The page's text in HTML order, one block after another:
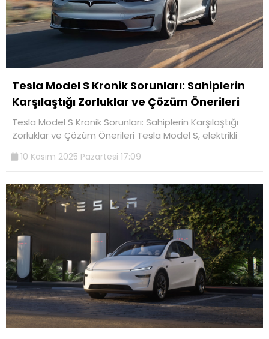
Tesla Model S Kronik Sorunları: Sahiplerin
Karşılaştığı Zorluklar ve Çözüm Önerileri
Tesla Model S Kronik Sorunları: Sahiplerin Karşılaştığı
Zorluklar ve Çözüm Önerileri Tesla Model S, elektrikli
10 Kasım 2025 Pazartesi 17:09